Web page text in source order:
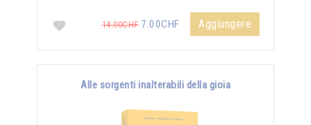
14.00CHF7.00CHF Aggiungere
Alle sorgenti inalterabili della gioia